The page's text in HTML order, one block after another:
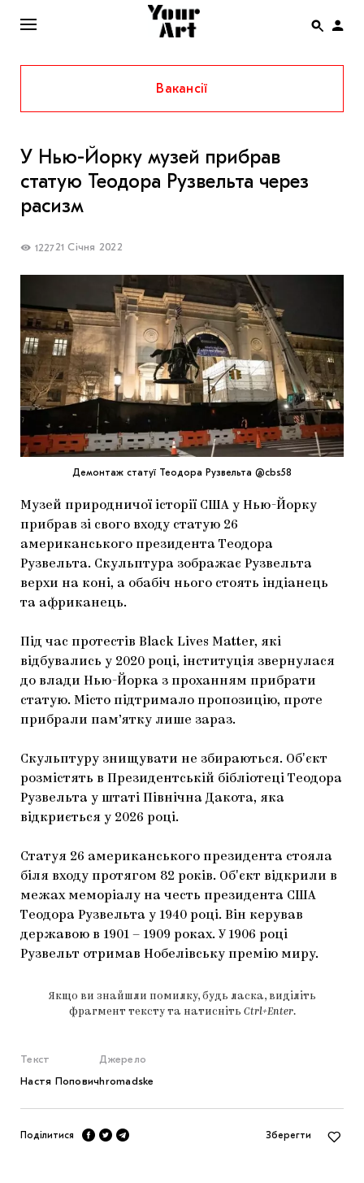
ENG
НОВИНИ
АФІША
ІНТЕРВ’Ю
СПЕЦПРОЄКТИ
THE UKRAINIAN PAVILION AT VENICE BIENNALE
2022
МАРІУПОЛЬСЬКІ МАРГІНАЛІЇ
ДОСЛІДНИЦЬКА ПЛАТФОРМА
ЗАПАЛЕННЯ
CARPATHIAN CULT ПРО РІЗДВЯНІ СВЯТА
Вакансії
У Нью-Йорку музей прибрав
статую Теодора Рузвельта через
расизм
122721 Січня 2022
Демонтаж статуї Теодора Рузвельта @cbs58
Музей природничої історії США у Нью-Йорку
прибрав зі свого входу статую 26
американського президента Теодора
Рузвельта. Скульптура зображає Рузвельта
верхи на коні, а обабіч нього стоять індіанець
та африканець.
Під час протестів Black Lives Matter, які
відбувались у 2020 році, інституція звернулася
до влади Нью-Йорка з проханням прибрати
статую. Місто підтримало пропозицію, проте
прибрали пам’ятку лише зараз.
Скульптуру знищувати не збираються. Обʼєкт
розмістять в Президентській бібліотеці Теодора
Рузвельта у штаті Північна Дакота, яка
відкриється у 2026 році.
Статуя 26 американського президента стояла
біля входу протягом 82 років. Обʼєкт відкрили в
межах меморіалу на честь президента США
Теодора Рузвельта у 1940 році. Він керував
державою в 1901 – 1909 роках. У 1906 році
Рузвельт отримав Нобелівську премію миру.
Якщо ви знайшли помилку, будь ласка, виділіть
фрагмент тексту та натисніть Ctrl+Enter.
Текст
Настя Попович
Джерело
hromadske
Поділитися Зберегти